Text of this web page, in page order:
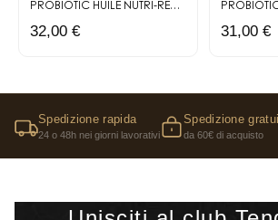
PROBIOTIC HUILE NUTRI-REVITALISANTE
32,00 € 31,00 €
Spedizione rapida
24 o 48h nei giorni lavorativi
Spedizione
da 60€ di acquisto